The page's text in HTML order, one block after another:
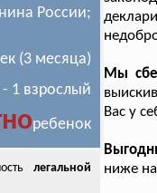
России;
(3 месяца)
1 взрослый
ребенок
легальной
Мы
Вас у
ниже